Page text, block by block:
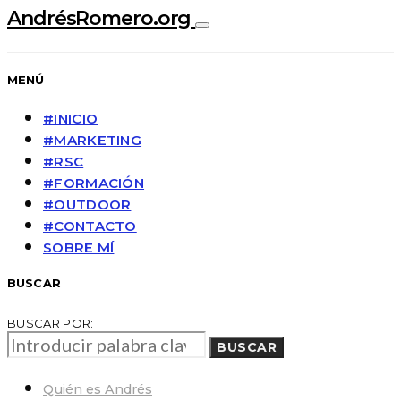
AndrésRomero.org
MENÚ
#INICIO
#MARKETING
#RSC
#FORMACIÓN
#OUTDOOR
#CONTACTO
SOBRE MÍ
BUSCAR
BUSCAR POR:
BUSCAR
Quién es Andrés